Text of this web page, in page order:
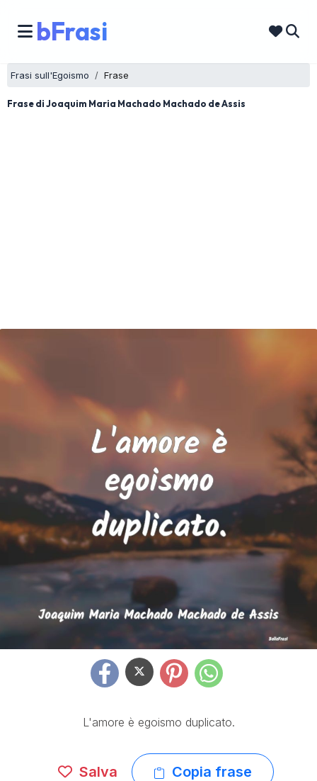
bFrasi
Frasi sull'Egoismo Frase
Frase di Joaquim Maria Machado Machado de Assis
L'amore è egoismo duplicato.
Salva Copia frase